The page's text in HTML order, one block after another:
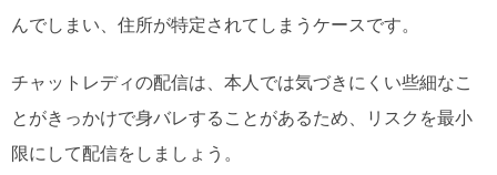
んでしまい、住所が特定されてしまうケースです。
チャットレディの配信は、本人では気づきにくい些細なこ
とがきっかけで身バレすることがあるため、リスクを最小
限にして配信をしましょう。